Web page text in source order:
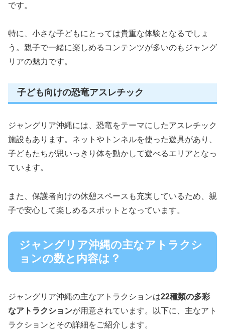
です。
特に、小さな子どもにとっては貴重な体験となるでしょ
う。親子で一緒に楽しめるコンテンツが多いのもジャング
リアの魅力です。
子ども向けの恐竜アスレチック
ジャングリア沖縄には、恐竜をテーマにしたアスレチック
施設もあります。ネットやトンネルを使った遊具があり、
子どもたちが思いっきり体を動かして遊べるエリアとなっ
ています。
また、保護者向けの休憩スペースも充実しているため、親
子で安心して楽しめるスポットとなっています。
ジャングリア沖縄の主なアトラクシ
ョンの数と内容は？
ジャングリア沖縄の主なアトラクションは22種類の多彩
なアトラクションが用意されています。以下に、主なアト
ラクションとその詳細をご紹介します。